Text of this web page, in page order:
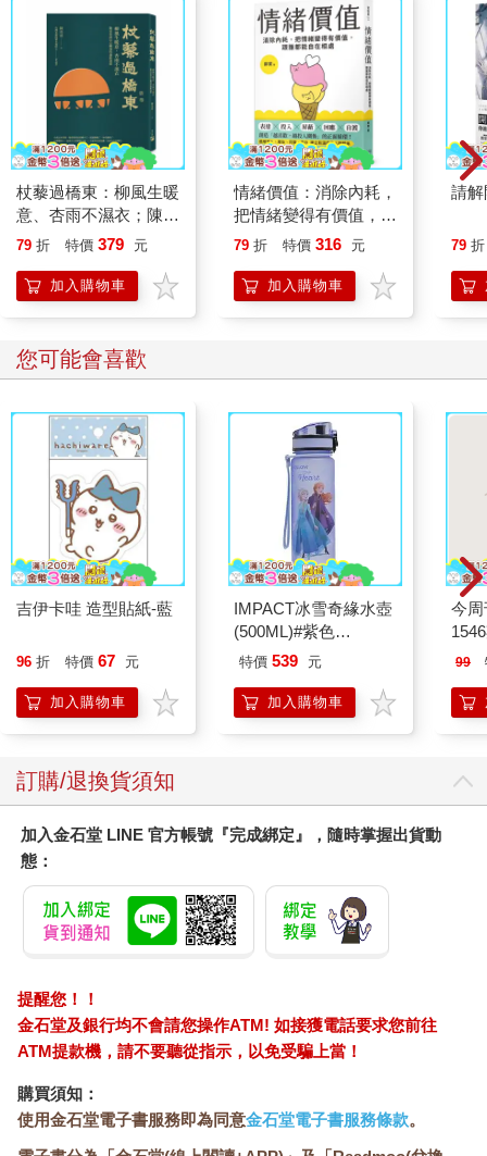
體大多由不同派系組成，比如哲寧旅與獅穴的成員即來自哈瑪
斯、法塔赫、伊斯蘭聖戰組織與人民解放陣線。由於他們無法
「由上而下」推動民族團結，只好採取「由下而上」的做法。階
級相同則是基於這些團體泰半活躍於人口稠密的都市地帶，所以
能動員的以貧困家庭的年輕人居多。
◎以色列擔憂哈瑪斯恐與真主黨串連
隨著以色列社會愈趨分裂，巴勒斯坦人看準時機，在約旦河
西岸的行動也日益白熱化。2023年1月以來，針對納坦雅胡
（Benjamin Netanyahu）在2022年12月重返以色列總理之位，以
及最高法院改革計畫的反對聲浪達到空前規模。與此同時，以色
列安全內閣對於約旦河西岸民情沸騰以及加薩走廊脫離掌控感到
憂心忡忡，而且與前兩次巴勒斯坦起義不同的是，如今以色列內
部正處於山雨欲來的政治危機之中（參見圖4）。
再只是控制加薩走廊，而是要重新鎖定耶路撒冷，並在約旦河西
岸擴張勢力，建立更多武裝據點。2023年6～7月，「阿亞什營」
（Al-Ayyash Battalion）宣稱他們就是從約旦河西岸的哲寧市向以
色列屯墾區發射土製火箭炮的幕後主使。哈瑪斯旗下的武裝人員
更加頻繁地在約旦河西岸攻擊以色列殖民者與士兵，同時也挑戰
巴勒斯坦自治政府的國家安全部隊（National Security Forces,
NSF），而後者亦監禁了部分哈瑪斯成員。直到2023年10月7
日，雙方的衝突達到巔峰——哈瑪斯襲擊了以色列領土。
自2022年底至2023年初的這個冬天以來，什葉派（Shia）組
織黎巴嫩真主黨（Hezbollah）與以色列之間同樣關係緊張，從區
以色列指控真主黨策畫了3月15日針對以色列北部米吉多
（Megiddo）地區的武裝攻擊行動；同年4月，又有火箭炮自南黎
Haniyeh）正好在黎巴嫩首都會見真主黨總書記納斯拉勒
（Saleh al-Arouri）多次發出警告，懷疑他在約旦河西岸策畫起
義。以色列國防軍擔憂整片區域的戰線會串連起來，從加薩走廊
穿越到約旦河西岸，再延伸至1967年遭以色列占領的敘利亞戈蘭
高地（Golan Heights），最後連接到南黎巴嫩。如今真主黨支持
哈瑪斯於2023年10月7日的攻擊行動，在某種程度上算是應驗了
以色列當時的預測。
◎引發全球矚目的加薩人道災難
2024年5月底，聯合國人道事務協調廳（Office for the
Coordination of Humanitarian Affairs）根據加薩走廊衛生部的資料
指出，當地死亡人數已超過3萬5,800人，另有8萬200人受傷；共
有75%的加薩人口流離失所，110萬人受飢餓所苦，醫療設施也完
全被摧毀。據統計，2023年10月7日到2024年5月15日之間，約旦
杖藜過橋東：柳風生暖
意、杏雨不濕衣；陳亮
恭談以心轉境的適齡漫
79 折 特價 379 元
加入購物車
情緒價值：消除內耗，
把情緒變得有價值，跟
誰都能自在相處
79 折 特價 316 元
加入購物車
請解
79 折
您可能會喜歡
吉伊卡哇 造型貼紙-藍
96 折 特價 67 元
加入購物車
IMPACT冰雪奇緣水壺
(500ML)#紫色
IMDSB01PL
特價 539 元
加入購物車
今周
99
訂購/退換貨須知
加入金石堂 LINE 官方帳號『完成綁定』，隨時掌握出貨動
態：
提醒您！！
金石堂及銀行均不會請您操作ATM! 如接獲電話要求您前往
ATM提款機，請不要聽從指示，以免受騙上當！
購買須知：
使用金石堂電子書服務即為同意金石堂電子書服務條款。